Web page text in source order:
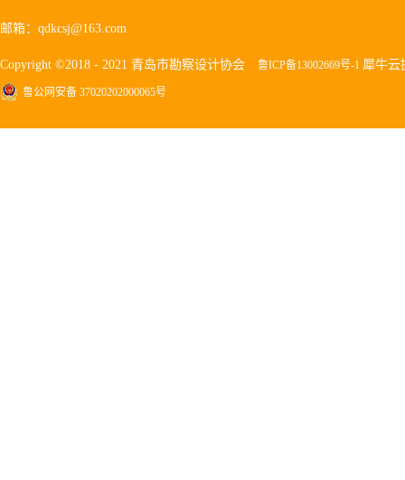
邮箱：qdkcsj@163.com
Copyright ©2018 - 2021 青岛市勘察设计协会 鲁ICP备13002669号-1 犀牛云
鲁公网安备 37020202000065号